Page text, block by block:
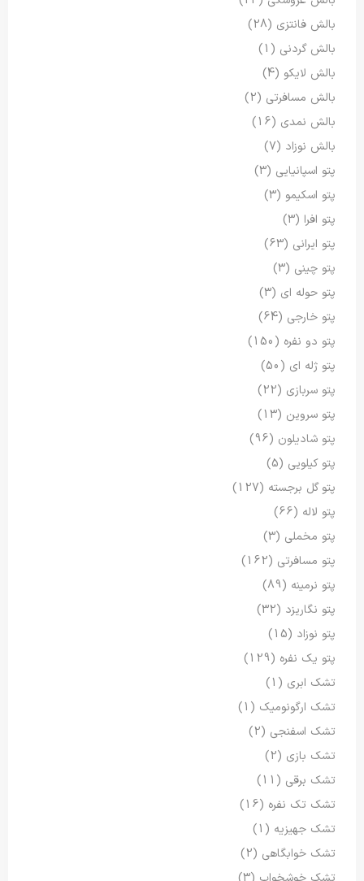
بالش فانتزی (28)
بالش گردنی (1)
بالش لایکو (4)
بالش مسافرتی (2)
بالش نمدی (16)
بالش نوزاد (7)
پتو اسپانیایی (3)
پتو اسکیمو (3)
پتو افرا (3)
پتو ایرانی (63)
پتو چینی (3)
پتو حوله ای (3)
پتو خارجی (64)
پتو دو نفره (150)
پتو ژله ای (50)
پتو سربازی (22)
پتو سروین (13)
پتو شادیلون (96)
پتو کیلویی (5)
پتو گل برجسته (127)
پتو لاله (66)
پتو مخملی (3)
پتو مسافرتی (162)
پتو نرمینه (89)
پتو نگاریزد (32)
پتو نوزاد (15)
پتو یک نفره (129)
تشک ابری (1)
تشک ارگونومیک (1)
تشک اسفنجی (2)
تشک بازی (2)
تشک برقی (11)
تشک تک نفره (16)
تشک جهیزیه (1)
تشک خوابگاهی (2)